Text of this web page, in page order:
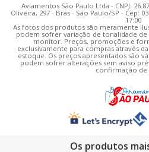
Aviamentos São Paulo Ltda - CNPJ:
Oliveira, 297 - Brás - São Paulo/SP - Cep:
17:00
As fotos dos produtos são meramente
podem sofrer variação de tonalidade
monitor. Preços, promoções e
exclusivamente para compras através
estoque. Os preços apresentados são
podem sofrer alterações sem aviso
confirmação de